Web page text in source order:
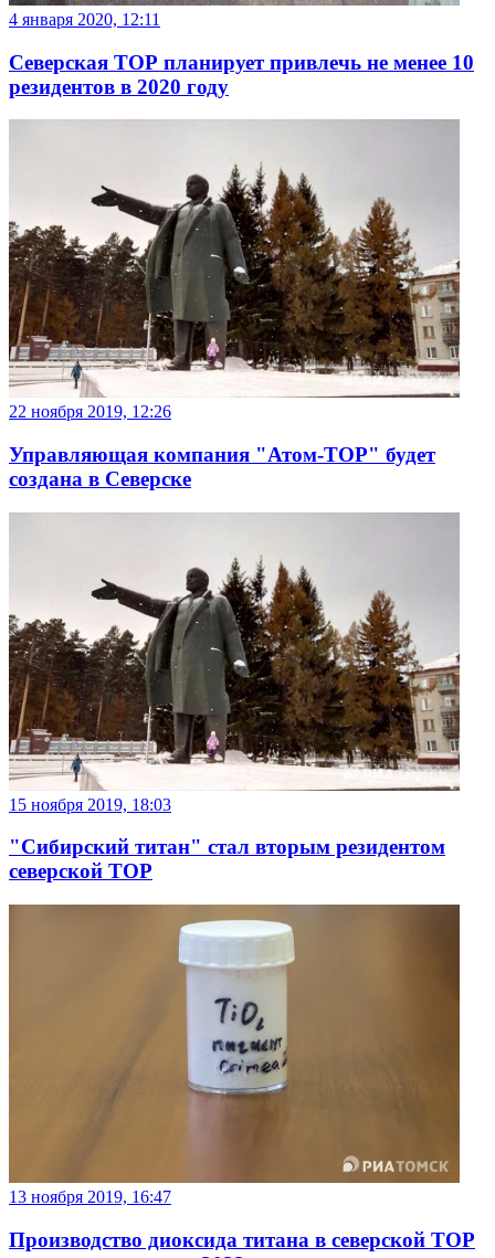
4 января 2020, 12:11
Северская ТОР планирует привлечь не менее 10
резидентов в 2020 году
22 ноября 2019, 12:26
Управляющая компания "Атом-ТОР" будет
создана в Северске
15 ноября 2019, 18:03
"Сибирский титан" стал вторым резидентом
северской ТОР
13 ноября 2019, 16:47
Производство диоксида титана в северской ТОР